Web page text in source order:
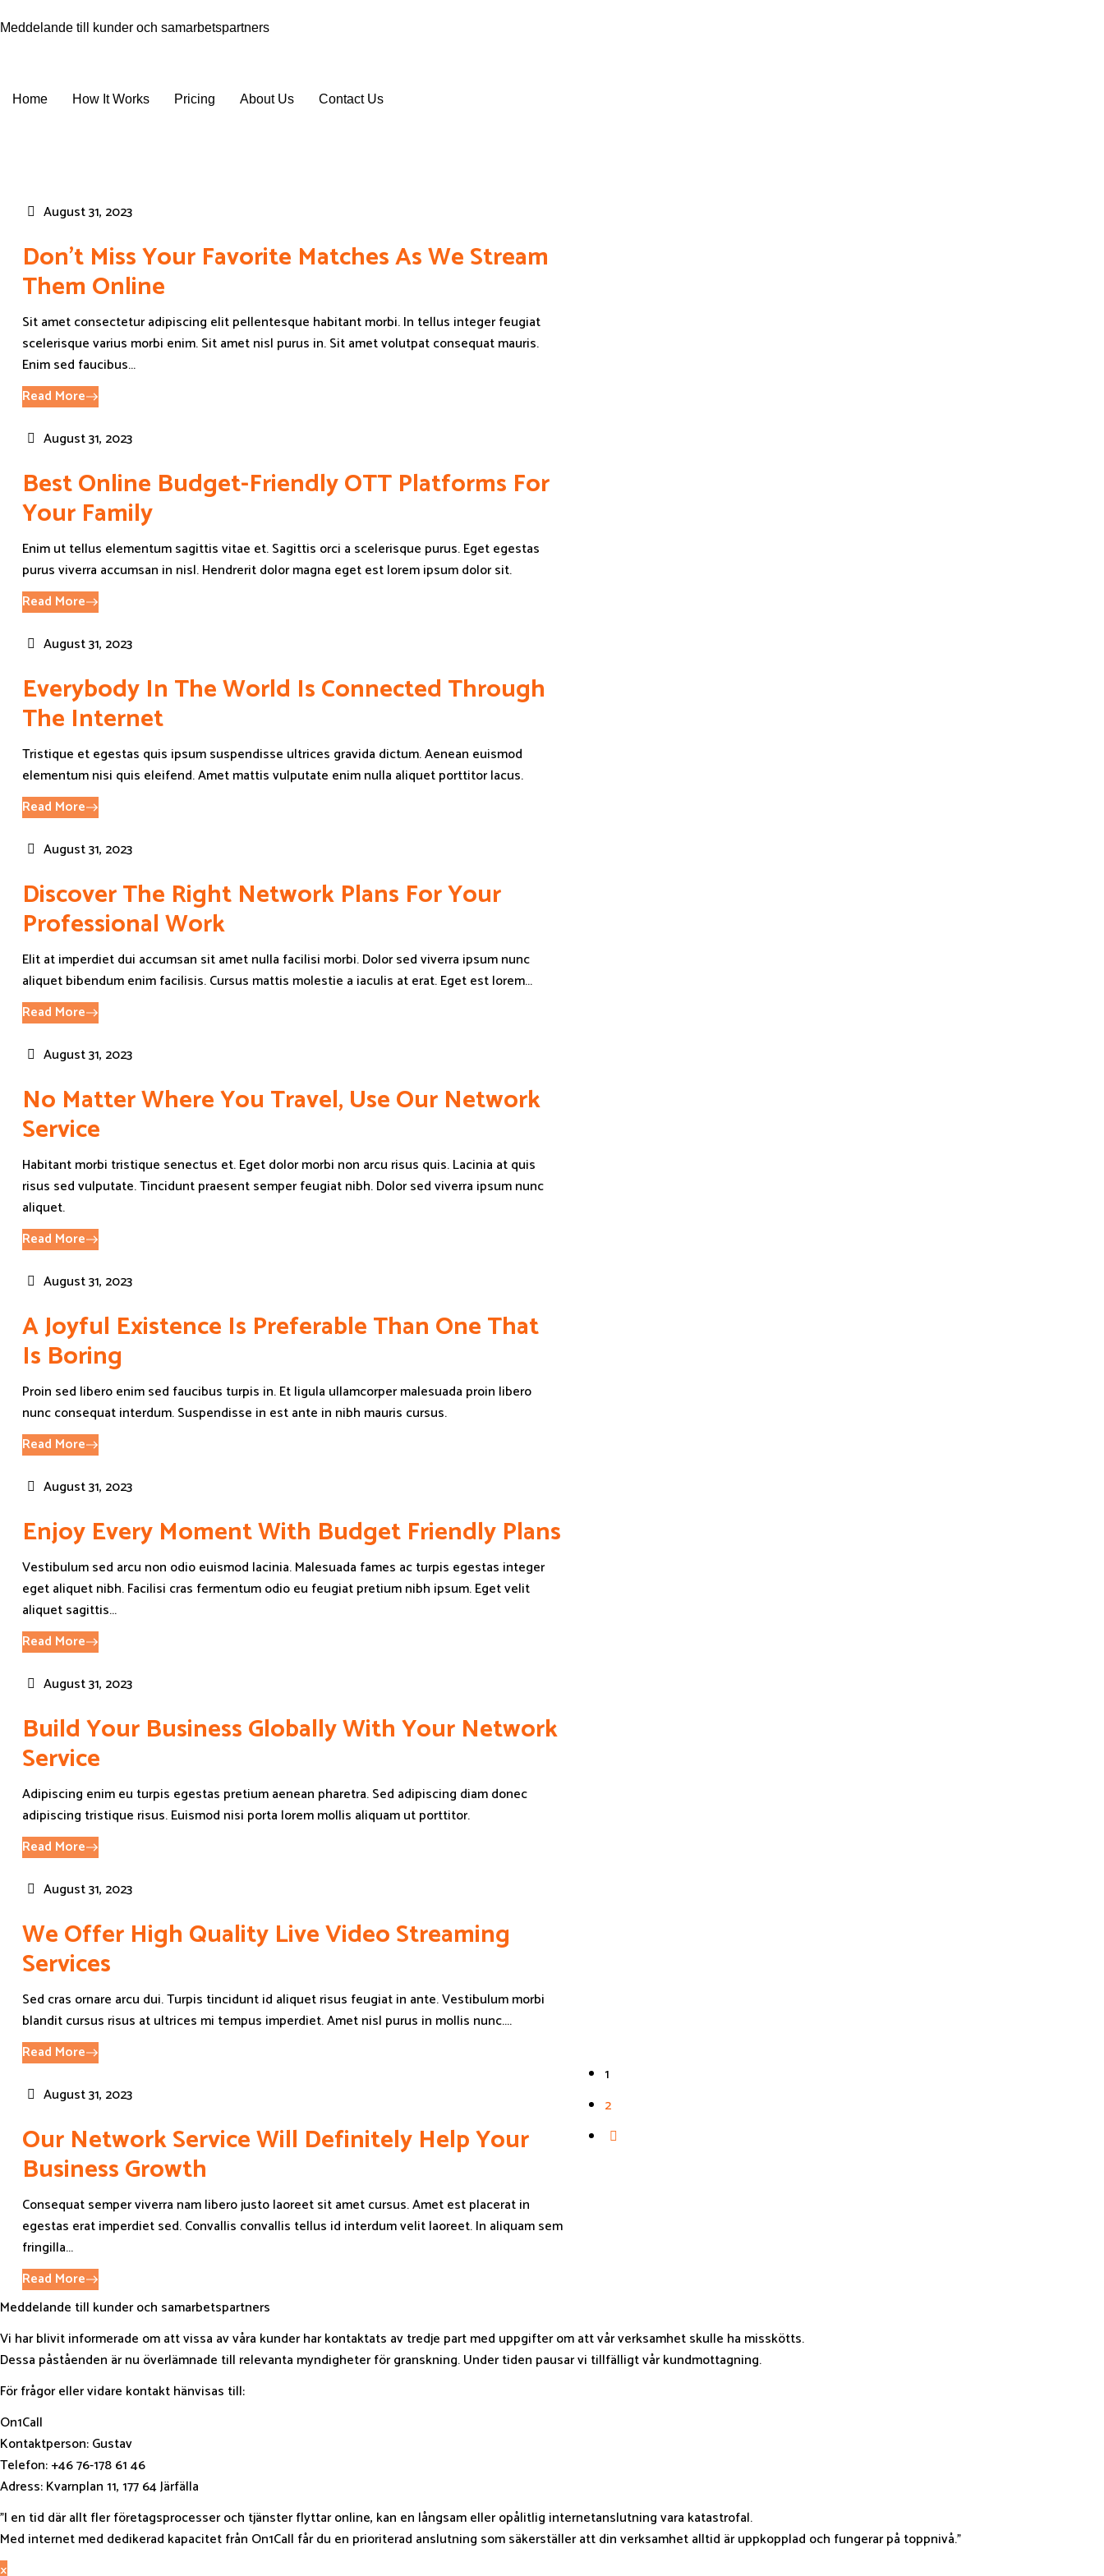
Meddelande till kunder och samarbetspartners
Home How It Works Pricing About Us Contact Us
August 31, 2023
Don’t Miss Your Favorite Matches As We Stream
Them Online
Sit amet consectetur adipiscing elit pellentesque habitant morbi. In tellus integer feugiat
scelerisque varius morbi enim. Sit amet nisl purus in. Sit amet volutpat consequat mauris.
Enim sed faucibus...
Read More
August 31, 2023
Best Online Budget-Friendly OTT Platforms For
Your Family
Enim ut tellus elementum sagittis vitae et. Sagittis orci a scelerisque purus. Eget egestas
purus viverra accumsan in nisl. Hendrerit dolor magna eget est lorem ipsum dolor sit.
Read More
August 31, 2023
Everybody In The World Is Connected Through
The Internet
Tristique et egestas quis ipsum suspendisse ultrices gravida dictum. Aenean euismod
elementum nisi quis eleifend. Amet mattis vulputate enim nulla aliquet porttitor lacus.
Read More
August 31, 2023
Discover The Right Network Plans For Your
Professional Work
Elit at imperdiet dui accumsan sit amet nulla facilisi morbi. Dolor sed viverra ipsum nunc
aliquet bibendum enim facilisis. Cursus mattis molestie a iaculis at erat. Eget est lorem...
Read More
August 31, 2023
No Matter Where You Travel, Use Our Network
Service
Habitant morbi tristique senectus et. Eget dolor morbi non arcu risus quis. Lacinia at quis
risus sed vulputate. Tincidunt praesent semper feugiat nibh. Dolor sed viverra ipsum nunc
aliquet.
Read More
August 31, 2023
A Joyful Existence Is Preferable Than One That
Is Boring
Proin sed libero enim sed faucibus turpis in. Et ligula ullamcorper malesuada proin libero
nunc consequat interdum. Suspendisse in est ante in nibh mauris cursus.
Read More
August 31, 2023
Enjoy Every Moment With Budget Friendly Plans
Vestibulum sed arcu non odio euismod lacinia. Malesuada fames ac turpis egestas integer
eget aliquet nibh. Facilisi cras fermentum odio eu feugiat pretium nibh ipsum. Eget velit
aliquet sagittis...
Read More
August 31, 2023
Build Your Business Globally With Your Network
Service
Adipiscing enim eu turpis egestas pretium aenean pharetra. Sed adipiscing diam donec
adipiscing tristique risus. Euismod nisi porta lorem mollis aliquam ut porttitor.
Read More
August 31, 2023
We Offer High Quality Live Video Streaming
Services
Sed cras ornare arcu dui. Turpis tincidunt id aliquet risus feugiat in ante. Vestibulum morbi
blandit cursus risus at ultrices mi tempus imperdiet. Amet nisl purus in mollis nunc....
Read More
August 31, 2023
Our Network Service Will Definitely Help Your
Business Growth
Consequat semper viverra nam libero justo laoreet sit amet cursus. Amet est placerat in
egestas erat imperdiet sed. Convallis convallis tellus id interdum velit laoreet. In aliquam sem
fringilla...
Read More
1
2
Meddelande till kunder och samarbetspartners
Vi har blivit informerade om att vissa av våra kunder har kontaktats av tredje part med uppgifter om att vår verksamhet skulle ha misskötts.
Dessa påståenden är nu överlämnade till relevanta myndigheter för granskning. Under tiden pausar vi tillfälligt vår kundmottagning.
För frågor eller vidare kontakt hänvisas till:
On1Call
Kontaktperson: Gustav
Telefon: ‪+46 76-178 61 46‬
Adress: Kvarnplan 11, 177 64 Järfälla
”I en tid där allt fler företagsprocesser och tjänster flyttar online, kan en långsam eller opålitlig internetanslutning vara katastrofal.
Med internet med dedikerad kapacitet från On1Call får du en prioriterad anslutning som säkerställer att din verksamhet alltid är uppkopplad och fungerar på toppnivå.”
×